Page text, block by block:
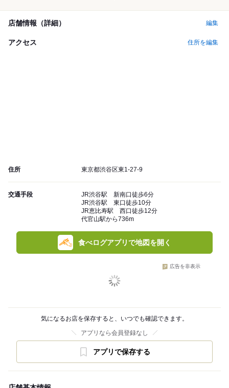
店舗情報（詳細） 編集
アクセス 住所を編集
住所 東京都渋谷区東1-27-9
交通手段
JR渋谷駅 新南口徒歩6分
JR渋谷駅 東口徒歩10分
JR恵比寿駅 西口徒歩12分
代官山駅から736m
食べログアプリで地図を開く
広告を非表示
気になるお店を保存すると、いつでも確認できます。
アプリなら会員登録なし
アプリで保存する